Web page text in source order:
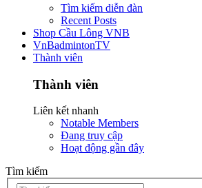
Tìm kiếm diễn đàn
Recent Posts
Shop Cầu Lông VNB
VnBadmintonTV
Thành viên
Thành viên
Liên kết nhanh
Notable Members
Đang truy cập
Hoạt động gần đây
Tìm kiếm